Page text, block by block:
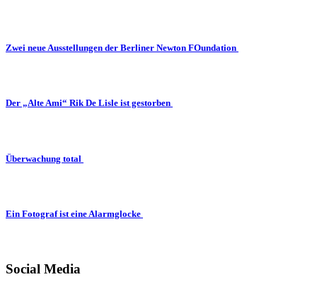
Zwei neue Ausstellungen der Berliner Newton FOundation
Der „Alte Ami“ Rik De Lisle ist gestorben
Überwachung total
Ein Fotograf ist eine Alarmglocke
Social Media